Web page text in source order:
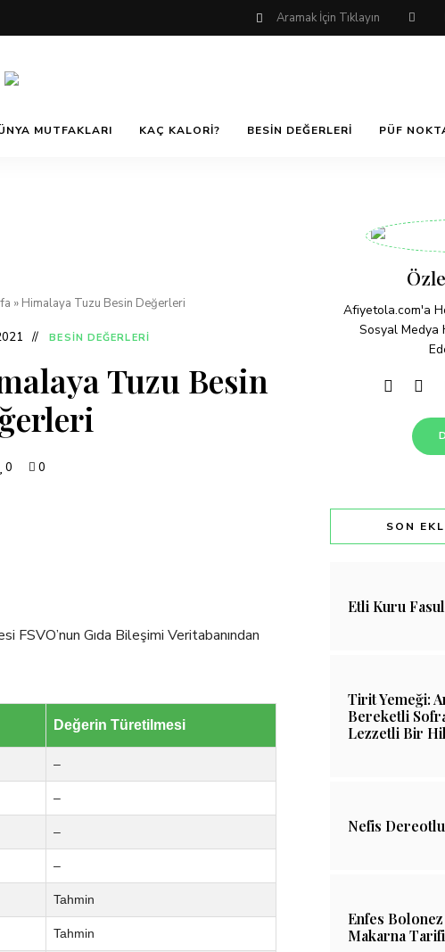
AfiyetOla
Yemek
Tarifleri
ve
Lezzetli,
ve
kurabiyeler
MUTFAKLARI KAÇ KALORI? BESIN DEĞERLERI PÜF
» Himalaya Tuzu Besin Değerleri
BESIN DEĞERLERI
Tuzu Besin
0 0
Gıda Bileşimi Veritabanından
Değerin Türetilmesi
–
–
–
–
Tahmin
Tahmin
Afiyetola.com'a
Sosyal Medya
SON
Etli Kuru
Tirit Yemeği:
Bereketli
Lezzetli Bir
Nefis
Enfes
Makarna Tarifi